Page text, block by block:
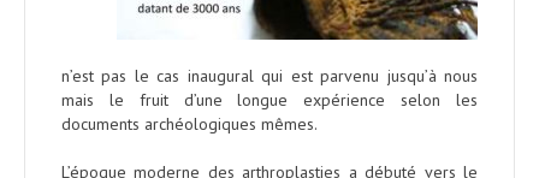
n’est pas le cas inaugural qui est parvenu jusqu’à nous
mais le fruit d’une longue expérience selon les
documents archéologiques mêmes.
L’époque moderne des arthroplasties a débuté vers le